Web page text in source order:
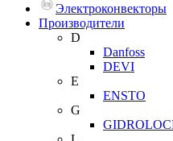
Электроконвекторы
Производители
D
Danfoss
DEVI
E
ENSTO
G